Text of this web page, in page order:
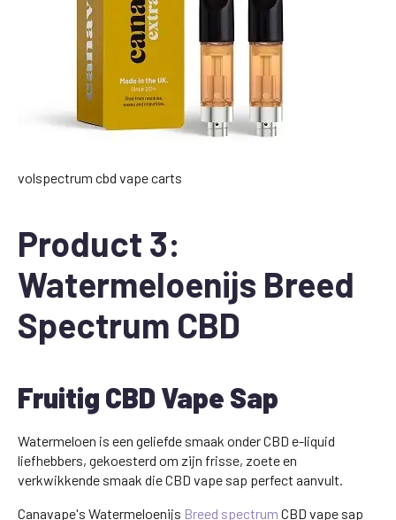
volspectrum cbd vape carts
Product 3:
Watermeloenijs Breed
Spectrum CBD
Fruitig CBD Vape Sap
Watermeloen is een geliefde smaak onder CBD e-liquid
liefhebbers, gekoesterd om zijn frisse, zoete en
verkwikkende smaak die CBD vape sap perfect aanvult.
Canavape's Watermeloenijs Breed spectrum CBD vape sap